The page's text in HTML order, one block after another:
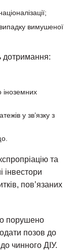
вимушеної
дотримання:
іноземних
у зв’язку з
та
інвестори
пов’язаних
порушено
позов до
чинного ДІУ.